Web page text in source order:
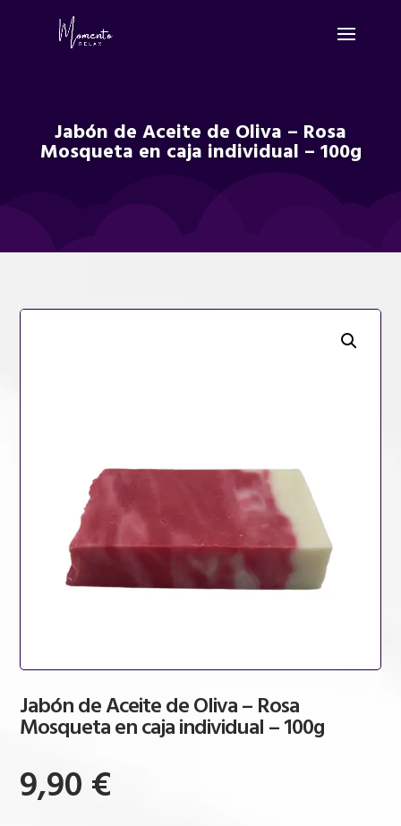
Jabón de Aceite de Oliva – Rosa
Mosqueta en caja individual – 100g
Jabón de Aceite de Oliva – Rosa
Mosqueta en caja individual – 100g
9,90€